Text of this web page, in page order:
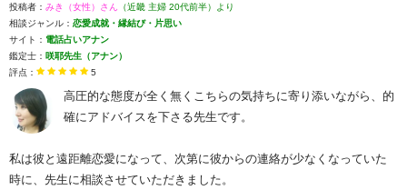
投稿者： みき（女性）さん （近畿 主婦 20代前半）より
相談ジャンル： 恋愛成就・縁結び・片思い
サイト： 電話占いアナン
鑑定士： 咲耶先生（アナン）
評点：
5
高圧的な態度が全く無くこちらの気持ちに寄り添いながら、的
確にアドバイスを下さる先生です。
私は彼と遠距離恋愛になって、次第に彼からの連絡が少なくなっていた
時に、先生に相談させていただきました。